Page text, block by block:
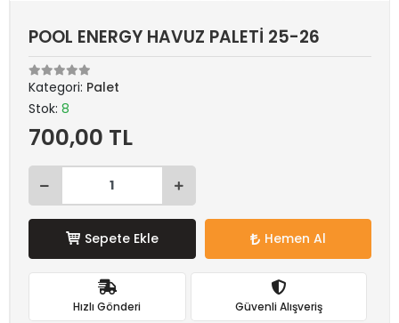
POOL ENERGY HAVUZ PALETİ 25-26
Kategori: Palet
Stok: 8
700,00 TL
Sepete Ekle Hemen Al
Hızlı Gönderi Güvenli Alışveriş